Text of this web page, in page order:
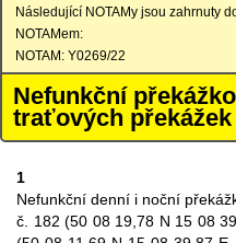
Následující NOTAMy jsou zahrnuty
NOTAMem:
NOTAM: Y0269/22
Nefunkční
traťových překážek
1
Nefunkční denní i noční
č. 182 (50 08 19,78 N 15 08